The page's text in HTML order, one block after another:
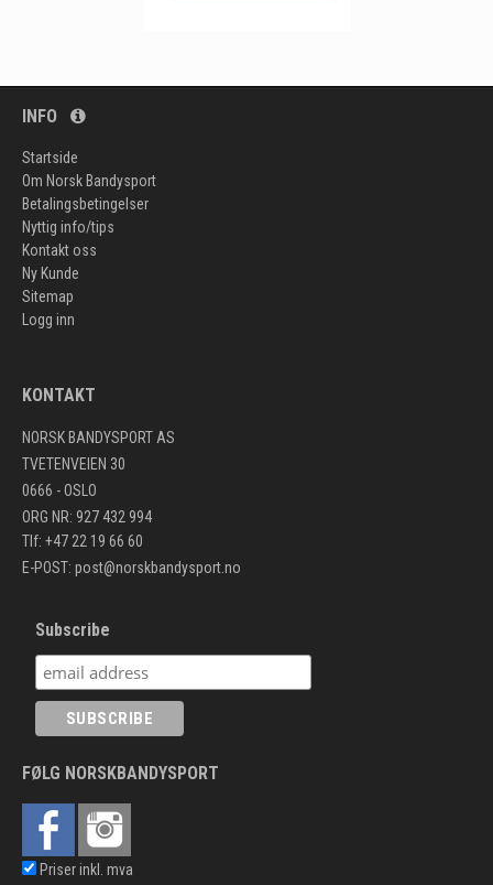
INFO
Startside
Om Norsk Bandysport
Betalingsbetingelser
Nyttig info/tips
Kontakt oss
Ny Kunde
Sitemap
Logg inn
KONTAKT
NORSK BANDYSPORT AS
TVETENVEIEN 30
0666 - OSLO
ORG NR: 927 432 994
Tlf: +47 22 19 66 60
E-POST: post@norskbandysport.no
Subscribe
FØLG NORSKBANDYSPORT
Priser inkl. mva